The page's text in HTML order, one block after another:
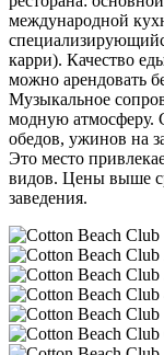
международной
карри). Качество
можно арендовать
Музыкальное
модную атмосферу.
обедов, ужинов на
Это место
видов. Цены выше
заведения.